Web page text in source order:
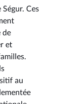
Ces
de
et
au